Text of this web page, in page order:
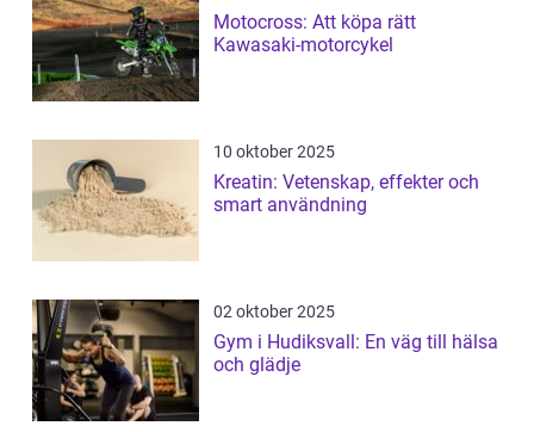
Motocross: Att köpa rätt
Kawasaki-motorcykel
10 oktober 2025
Kreatin: Vetenskap, effekter och
smart användning
02 oktober 2025
Gym i Hudiksvall: En väg till hälsa
och glädje